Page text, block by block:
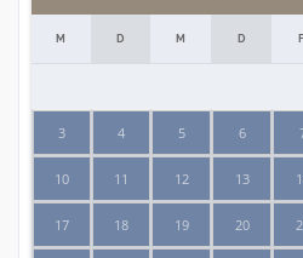
M D M D F
3 4 5 6
10 11 12 13
17 18 19 20